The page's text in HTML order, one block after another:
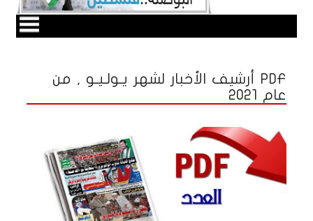
PDF أرشيف الأخبار لشهر يـولـيـو , من
عام 2021